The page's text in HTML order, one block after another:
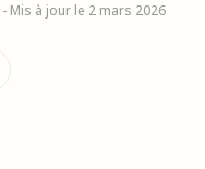
- Mis à jour le 2 mars 2026